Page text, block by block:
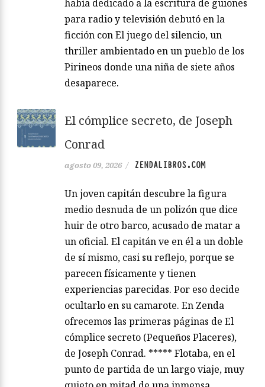
había dedicado a la escritura de guiones
para radio y televisión debutó en la
ficción con El juego del silencio, un
thriller ambientado en un pueblo de los
Pirineos donde una niña de siete años
desaparece.
El cómplice secreto, de Joseph
Conrad
agosto 09, 2026 / ZENDALIBROS.COM
Un joven capitán descubre la figura
medio desnuda de un polizón que dice
huir de otro barco, acusado de matar a
un oficial. El capitán ve en él a un doble
de sí mismo, casi su reflejo, porque se
parecen físicamente y tienen
experiencias parecidas. Por eso decide
ocultarlo en su camarote. En Zenda
ofrecemos las primeras páginas de El
cómplice secreto (Pequeños Placeres),
de Joseph Conrad. ***** Flotaba, en el
punto de partida de un largo viaje, muy